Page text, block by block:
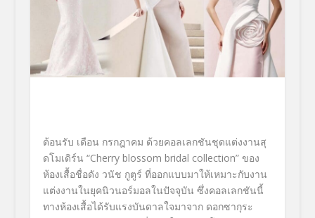
ต้อนรับ เดือน กรกฎาคม ด้วยคอลเลกชันชุดแต่งงานสุ
ดโมเดิร์น “Cherry blossom bridal collection” ของ
ห้องเสื้อชื่อดัง วนัช กูตูร์ ที่ออกแบบมาให้เหมาะกับงาน
แต่งงานในยุคนิวนอร์มอลในปัจจุบัน ซึ่งคอลเลกชันนี้
ทางห้องเสื้อได้รับแรงบันดาลใจมาจาก ดอกซากุระ